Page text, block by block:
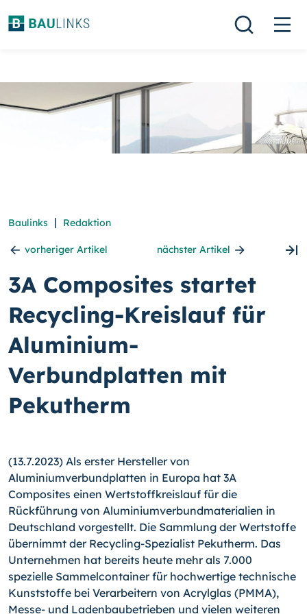
Baulinks | Redaktion
vorheriger Artikel nächster Artikel
3A Composites startet
Recycling-Kreislauf für
Aluminium-
Verbundplatten mit
Pekutherm
(13.7.2023) Als erster Hersteller von
Aluminiumverbundplatten in Europa hat 3A
Composites einen Wertstoffkreislauf für die
Rückführung von Aluminiumverbundmaterialien in
Deutschland vorgestellt. Die Sammlung der Wertstoffe
übernimmt der Recycling-Spezialist Pekutherm. Das
Unternehmen hat bereits heute mehr als 7.000
spezielle Sammelcontainer für hochwertige technische
Kunststoffe bei Verarbeitern von Acrylglas (PMMA),
Messe- und Ladenbaubetrieben und vielen weiteren